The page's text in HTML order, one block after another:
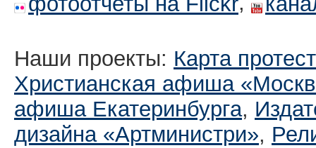
Наши проекты: Карта
Христианская афиша
афиша Екатеринбургa,
дизайна «Артминистри»,